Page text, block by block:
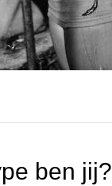
ben jij?